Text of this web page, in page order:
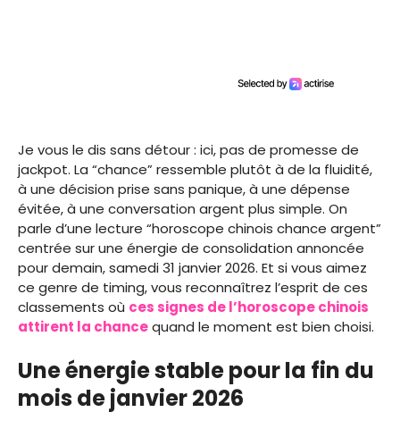
Je vous le dis sans détour : ici, pas de promesse de
jackpot. La “chance” ressemble plutôt à de la fluidité,
à une décision prise sans panique, à une dépense
évitée, à une conversation argent plus simple. On
parle d’une lecture “horoscope chinois chance argent”
centrée sur une énergie de consolidation annoncée
pour demain, samedi 31 janvier 2026. Et si vous aimez
ce genre de timing, vous reconnaîtrez l’esprit de ces
classements où ces signes de l’horoscope chinois
attirent la chancequand le moment est bien choisi.
Une énergie stable pour la fin du
mois de janvier 2026